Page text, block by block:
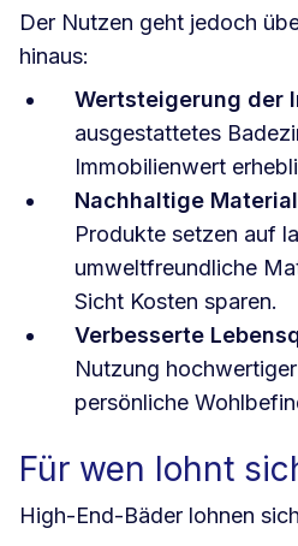
Der Nutzen geht jedoch
hinaus:
Wertsteigerung der
ausgestattetes
Immobilienwert
Nachhaltige
Produkte setzen auf
umweltfreundliche
Sicht Kosten sparen.
Verbesserte
Nutzung
persönliche
Für wen lohnt
High-End-Bäder lohnen